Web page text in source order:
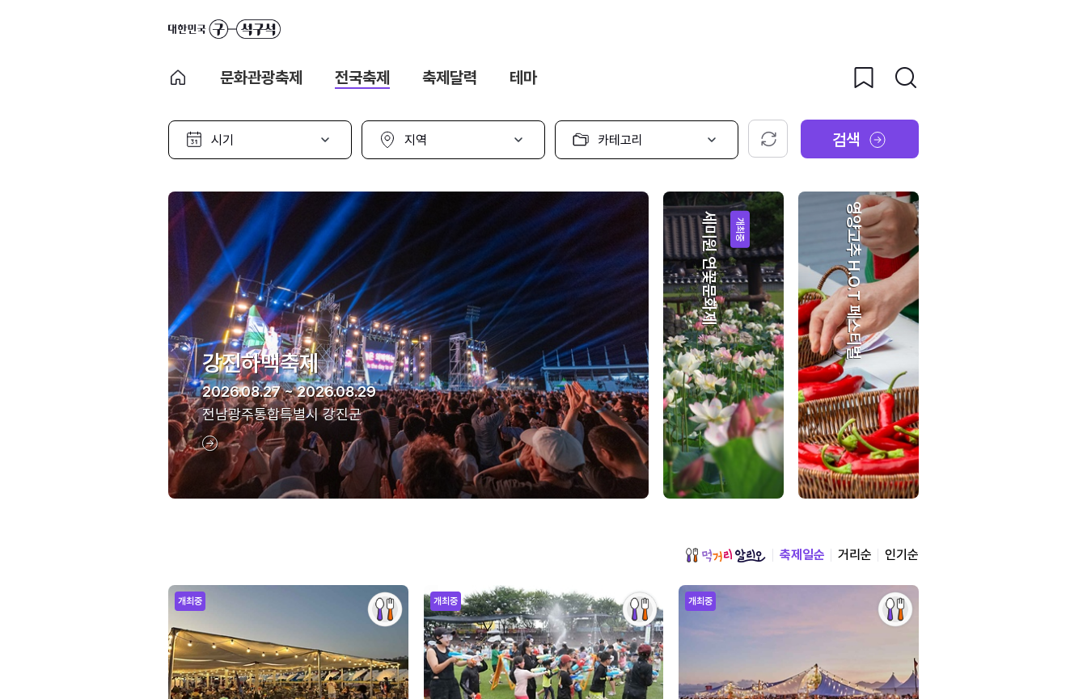
문화관광축제 전국축제 축제달력 테마
시
선
지
선
카
고
선
택
초기화 검색
강진하맥축제
2026.08.27 ~ 2026.08.29
전남광주통합특별시 강진군
개최중
세미원 연꽃문화제 영양고추 H.O.T 페스티벌
축제일순 거리순 인기순
개최중 개최중 개최중